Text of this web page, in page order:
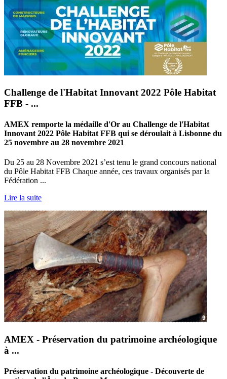
Challenge de l'Habitat Innovant 2022 Pôle Habitat
FFB - ...
AMEX remporte la médaille d'Or au Challenge de l'Habitat
Innovant 2022 Pôle Habitat FFB qui se déroulait à Lisbonne du
25 novembre au 28 novembre 2021
Du 25 au 28 Novembre 2021 s’est tenu le grand concours national
du Pôle Habitat FFB Chaque année, ces travaux organisés par la
Fédération ...
Lire la suite
AMEX - Préservation du patrimoine archéologique
à ...
Préservation du patrimoine archéologique - Découverte de